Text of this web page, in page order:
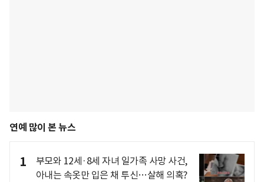
연예 많이 본 뉴스
1
부모와 12세·8세 자녀 일가족 사망 사건,
아내는 속옷만 입은 채 투신…살해 의혹?